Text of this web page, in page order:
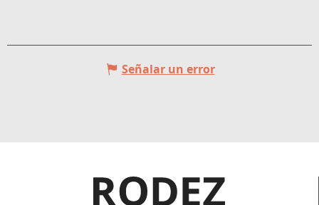
Señalar un error
Informations pratiques